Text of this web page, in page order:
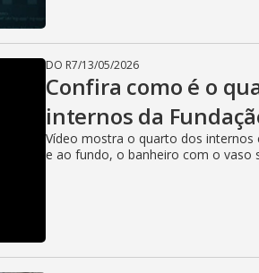
DO R7/13/05/2026
Confira como é o
internos da
Vídeo mostra o quarto dos internos
e ao fundo, o banheiro com o vaso